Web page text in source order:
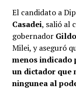
El candidato a
Casadei, salió al
gobernador
Milei, y aseguró
menos indicado
un dictador que
ningunea al